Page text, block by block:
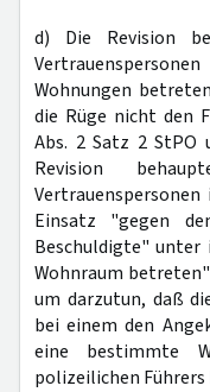
d) Die Revision
Wohnungen
die Rüge nicht den
Abs. 2 Satz 2 StPO
Revision
Einsatz "gegen
Beschuldigte" unter
Wohnraum
um darzutun, daß
bei einem den
eine bestimmte
polizeilichen